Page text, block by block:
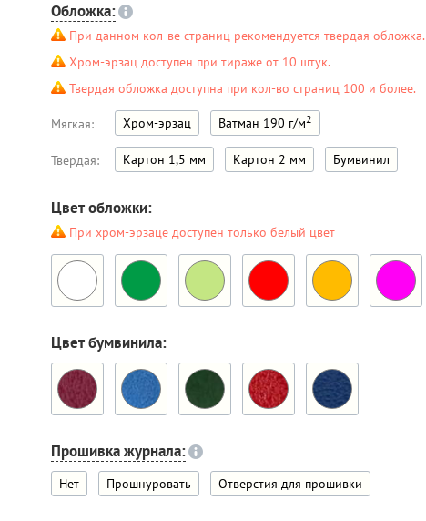
Обложка:
При данном кол-ве страниц рекомендуется твердая обложка.
Хром-эрзац доступен при тираже от 10 штук.
Твердая обложка доступна при кол-во страниц 100 и более.
Мягкая: Хром-эрзац Ватман 190 г/м2
Твердая: Картон 1,5 мм Картон 2 мм Бумвинил
Цвет обложки:
При хром-эрзаце доступен только белый цвет
Цвет бумвинила:
Прошивка журнала:
Нет Прошнуровать Отверстия для прошивки